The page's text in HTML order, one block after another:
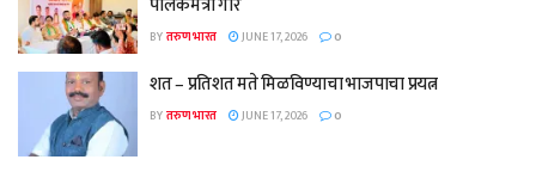
BYतरुण भारत JUNE 17, 2026 0
शत – प्रतिशत मते मिळविण्याचा भाजपाचा प्रयत्न
BYतरुण भारत JUNE 17, 2026 0